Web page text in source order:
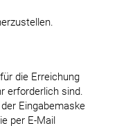
die Erreichung
erforderlich sind.
Eingabemaske
per E-Mail